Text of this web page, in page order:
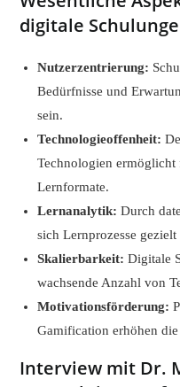
digitale
Nutzerzentrierung:
Bedürfnisse und
sein.
Technologieoffenheit:
Technologien
Lernformate.
Lernanalytik: Durch
sich Lernprozesse
Skalierbarkeit: Digitale
wachsende Anzahl von
Motivationsförderung:
Gamification erhöhen
Interview mit Dr.